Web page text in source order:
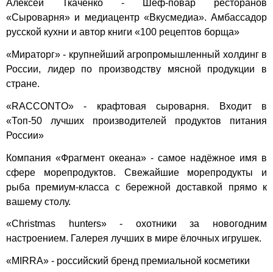
Алексей Ткаченко - Шеф-повар ресторанов
«Сыроварня» и медиацентр «Вкусмедиа». Амбассадор
русской кухни и автор книги «100 рецептов борща»
«Мираторг» - крупнейший агропромышленный холдинг в
России, лидер по производству мясной продукции в
стране.
«RACCONTO» - крафтовая сыроварня. Входит в
«Топ-50 лучших производителей продуктов питания
России»
Компания «Фрагмент океана» - самое надёжное имя в
сфере морепродуктов. Свежайшие морепродукты и
рыба премиум-класса с бережной доставкой прямо к
вашему столу.
«Christmas hunters» - охотники за новогодним
настроением. Галерея лучших в мире ёлочных игрушек.
«MIRRA» - российский бренд премиальной косметики